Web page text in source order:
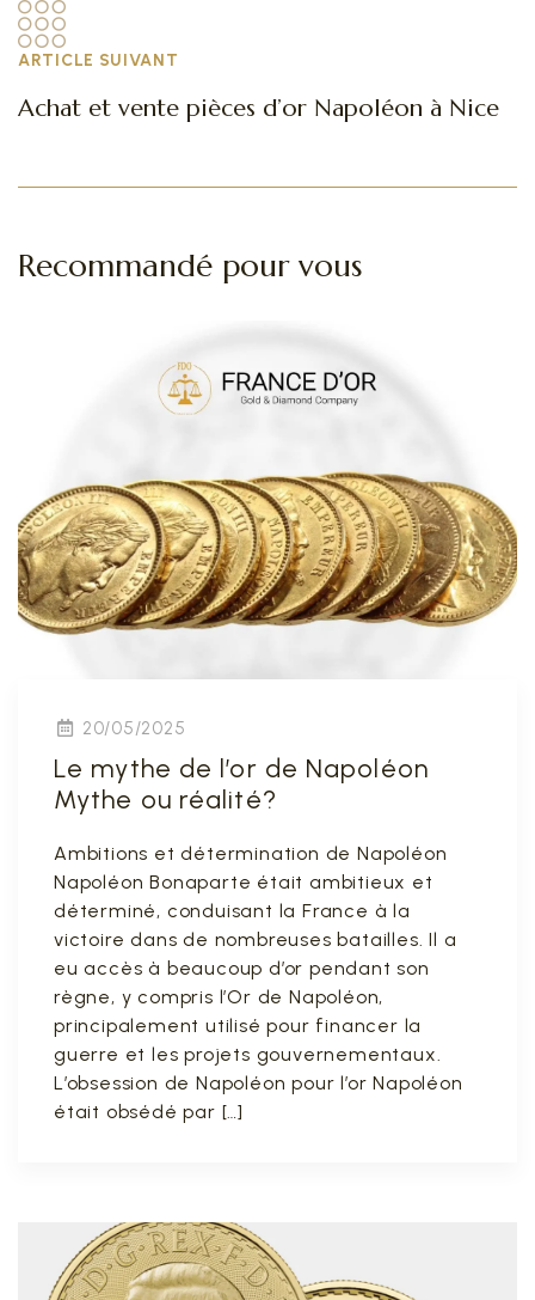
ARTICLE SUIVANT
Achat et vente pièces d’or Napoléon à Nice
Recommandé pour vous
20/05/2025
Le mythe de l’or de Napoléon
Mythe ou réalité?
Ambitions et détermination de Napoléon
Napoléon Bonaparte était ambitieux et
déterminé, conduisant la France à la
victoire dans de nombreuses batailles. Il a
eu accès à beaucoup d’or pendant son
règne, y compris l’Or de Napoléon,
principalement utilisé pour financer la
guerre et les projets gouvernementaux.
L’obsession de Napoléon pour l’or Napoléon
était obsédé par […]